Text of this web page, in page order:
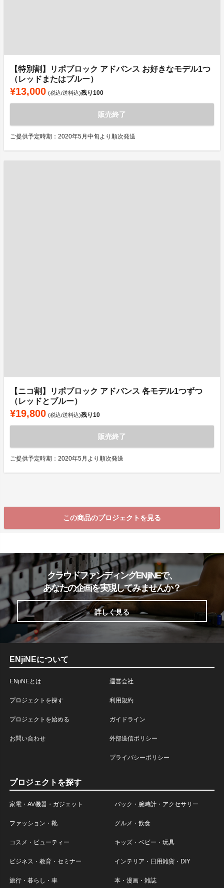
【特別割】リポブロック アドバンス お好きなモデル1つ
（レッドまたはブルー）
¥13,000 (税込/送料込)残り100
販売終了
ご提供予定時期：2020年5月中旬より順次発送
【ニコ割】リポブロック アドバンス 各モデル1つずつ
（レッドとブルー）
¥19,800 (税込/送料込)残り10
販売終了
ご提供予定時期：2020年5月より順次発送
この商品のプロジェクトを見る
クラウドファンディングENjiNEで、
あなたの企画を実現してみませんか？
詳しく見る
ENjiNEについて
ENjiNEとは
プロジェクトを探す
プロジェクトを始める
お問い合わせ
運営会社
利用規約
ガイドライン
外部送信ポリシー
プライバシーポリシー
プロジェクトを探す
家電・AV機器・ガジェット バック・腕時計・アクセサリー
ファッション・靴 グルメ・飲食
コスメ・ビューティー キッズ・ベビー・玩具
ビジネス・教育・セミナー インテリア・日用雑貨・DIY
旅行・暮らし・車 本・漫画・雑誌